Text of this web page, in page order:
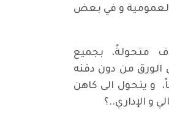
العمومية و في بعض
متحولةً، بجميع
الورق من دون دفنه
و يتحول الى كاهن
و الإداري..؟